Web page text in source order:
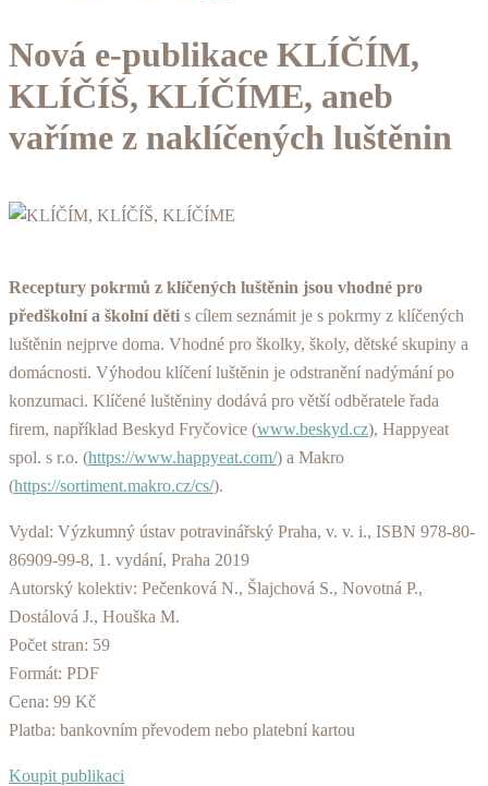
Nová e-publikace KLÍČÍM,
KLÍČÍŠ, KLÍČÍME, aneb
vaříme z naklíčených luštěnin
Receptury pokrmů z klíčených luštěnin jsou vhodné pro
předškolní a školní děti s cílem seznámit je s pokrmy z klíčených
luštěnin nejprve doma. Vhodné pro školky, školy, dětské skupiny a
domácnosti. Výhodou klíčení luštěnin je odstranění nadýmání po
konzumaci. Klíčené luštěniny dodává pro větší odběratele řada
firem, například Beskyd Fryčovice (www.beskyd.cz), Happyeat
spol. s r.o. (https://www.happyeat.com/) a Makro
(https://sortiment.makro.cz/cs/).
Vydal: Výzkumný ústav potravinářský Praha, v. v. i., ISBN 978-80-
86909-99-8, 1. vydání, Praha 2019
Autorský kolektiv: Pečenková N., Šlajchová S., Novotná P.,
Dostálová J., Houška M.
Počet stran: 59
Formát: PDF
Cena: 99 Kč
Platba: bankovním převodem nebo platební kartou
Koupit publikaci